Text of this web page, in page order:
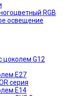
RGB
освещение
цоколем G12
E27
серия
E14